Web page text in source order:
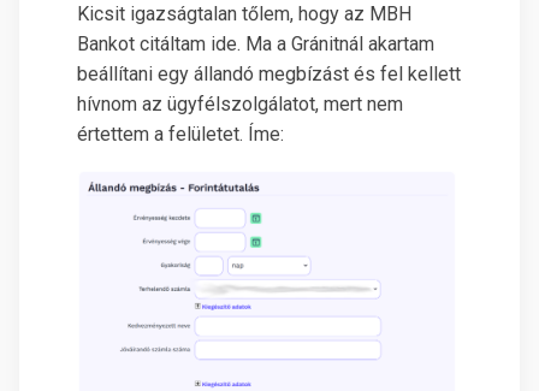
Kicsit igazságtalan tőlem, hogy az MBH
Bankot citáltam ide. Ma a Gránitnál akartam
beállítani egy állandó megbízást és fel kellett
hívnom az ügyfélszolgálatot, mert nem
értettem a felületet. Íme: